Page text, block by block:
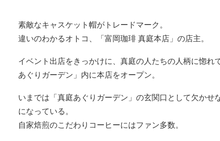
素敵なキャスケット帽がトレードマーク。
違いのわかるオトコ、「富岡珈琲 真庭本店」の店主。
イベント出店をきっかけに、真庭の人たちの人柄に惚れ
あぐりガーデン」内に本店をオープン。
いまでは「真庭あぐりガーデン」の玄関口として欠かせ
になっている。
自家焙煎のこだわりコーヒーにはファン多数。